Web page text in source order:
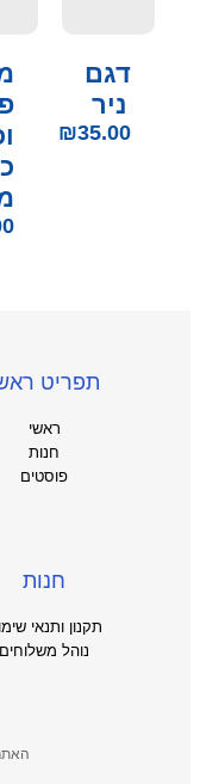
דגם
ניר
₪35.00
תפריט
ראשי
חנות
פוסטים
חנות
תקנון ותנאי
נוהל משלוחים